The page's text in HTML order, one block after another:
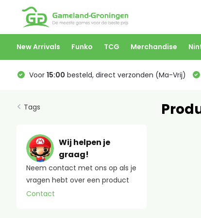
New Arrivals Funko TCG Merchandise
Voor 15:00 besteld, direct verzonden (Ma-Vrij)
Tags
Wij helpen je
graag!
Neem contact met ons op als je
vragen hebt over een product
Contact